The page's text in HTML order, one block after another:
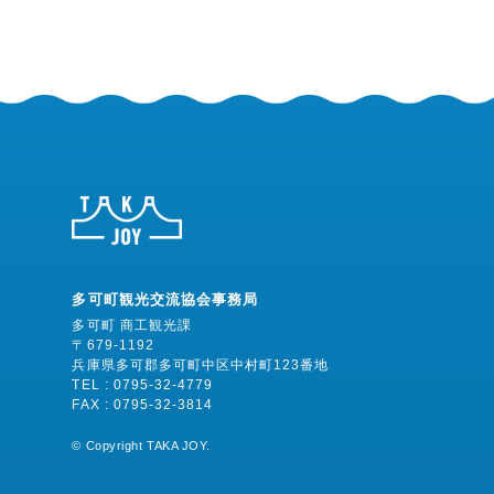
多可町観光交流協会事務局
多可町 商工観光課
〒679-1192
兵庫県多可郡多可町中区中村町123番地
TEL : 0795-32-4779
FAX : 0795-32-3814
©︎ Copyright TAKA JOY.